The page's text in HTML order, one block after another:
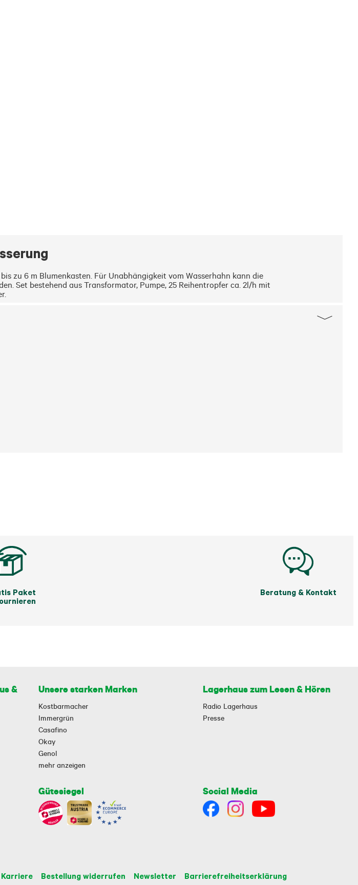
zu 6 m Blumenkasten. Für Unabhängigkeit vom Wasserhahn kann die
Set bestehend aus Transformator, Pumpe, 25 Reihentropfer ca. 2l/h mit
Paket
Beratung & Kontakt
&
Unsere starken Marken
Kostbarmacher
Immergrün
Casafino
Okay
Genol
mehr anzeigen
Lagerhaus zum Lesen & Hören
Radio Lagerhaus
Presse
Gütesiegel Social Media
Bestellung widerrufen Newsletter Barrierefreiheitserklärung